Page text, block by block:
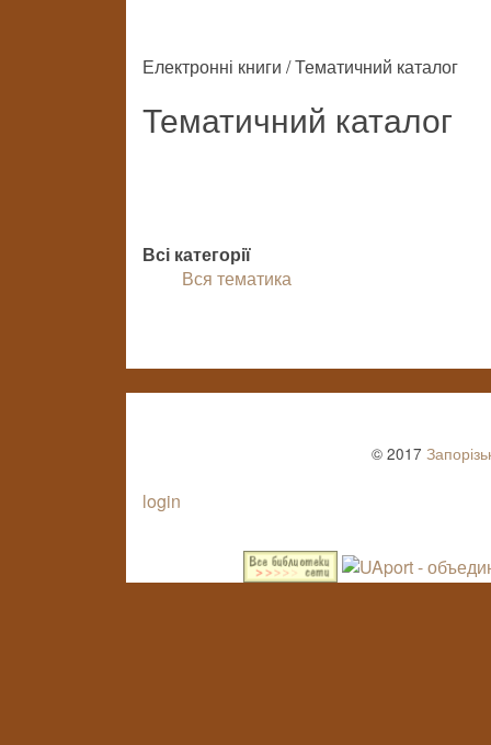
Електронні книги / Тематичний каталог
Тематичний каталог
Всі категорії
Вся тематика
© 2017
login